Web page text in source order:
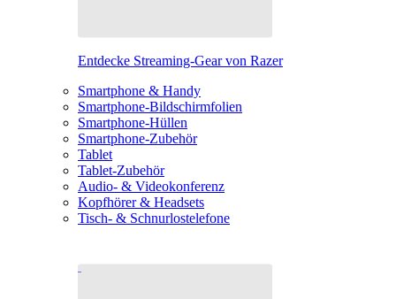
Entdecke Streaming-Gear von Razer
Smartphone & Handy
Smartphone-Bildschirmfolien
Smartphone-Hüllen
Smartphone-Zubehör
Tablet
Tablet-Zubehör
Audio- & Videokonferenz
Kopfhörer & Headsets
Tisch- & Schnurlostelefone